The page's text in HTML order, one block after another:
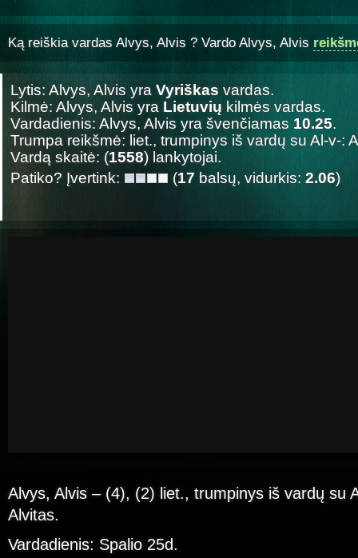
Ką reiškia vardas Alvys, Alvis ? Vardo Alvys, Alvis
Lytis: Alvys, Alvis yra Vyriškas vardas.
Kilmė: Alvys, Alvis yra Lietuvių kilmės vardas.
Vardadienis: Alvys, Alvis yra švenčiamas 10.25.
Trumpa reikšmė: liet., trumpinys iš vardų su Al-v-:
Vardą skaitė: (1558) lankytojai.
Patiko? Įvertink:
(17 balsų, vidurkis: 2.06)
Alvys, Alvis – (4), (2) liet., trumpinys iš vardų su
Alvitas.
Vardadienis: Spalio 25d.